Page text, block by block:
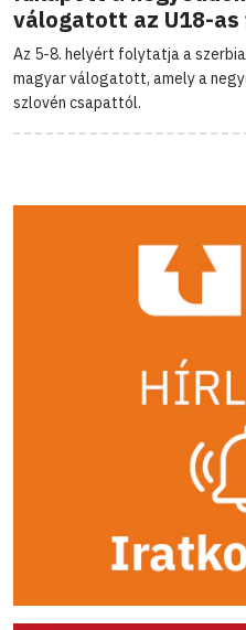
válogatott az U18-as
Az 5-8. helyért folytatja a
magyar válogatott, amely a
szlovén csapattól.